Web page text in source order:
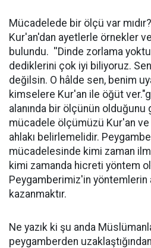
Mücadelede bir ölçü var
Kur'an'dan ayetlerle örnekler
bulundu. ''Dinde zorlama
dediklerini çok iyi biliyoruz.
değilsin. O hâlde sen, benim
kimselere Kur'an ile öğüt
alanında bir ölçünün
mücadele ölçümüzü Kur'an
ahlakı belirlemelidir.
mücadelesinde kimi zaman
kimi zamanda hicreti yöntem
Peygamberimiz'in yöntemlerin
kazanmaktır.
Ne yazık ki şu anda
peygamberden